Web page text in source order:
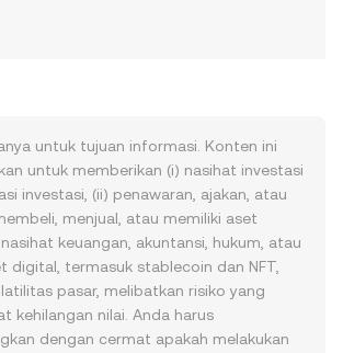
untuk tujuan informasi. Konten ini
untuk memberikan (i) nasihat investasi
investasi, (ii) penawaran, ajakan, atau
menjual, atau memiliki aset
keuangan, akuntansi, hukum, atau
digital, termasuk stablecoin dan NFT,
pasar, melibatkan risiko yang
kehilangan nilai. Anda harus
dengan cermat apakah melakukan